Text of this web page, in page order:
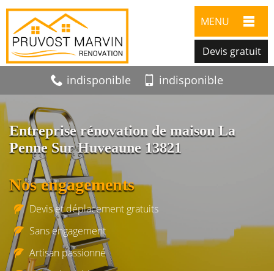
MENU
Devis gratuit
indisponible indisponible
Entreprise rénovation de maison La
Penne Sur Huveaune 13821
Nos engagements
Devis et déplacement gratuits
Sans engagement
Artisan passionné